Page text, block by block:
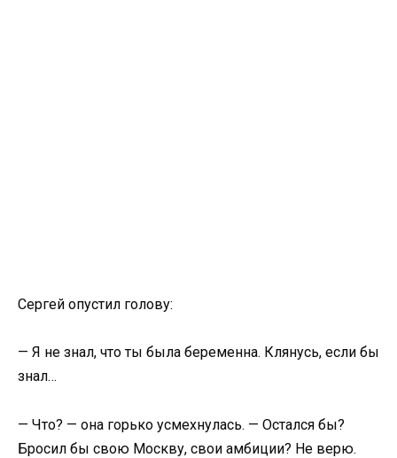
Сергей опустил голову:
— Я не знал, что ты была беременна. Клянусь, если бы
знал…
— Что? — она горько усмехнулась. — Остался бы?
Бросил бы свою Москву, свои амбиции? Не верю.